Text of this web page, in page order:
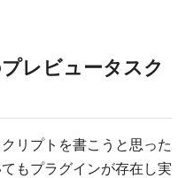
レビュータスク
リプトを書こうと思った
もプラグインが存在し実